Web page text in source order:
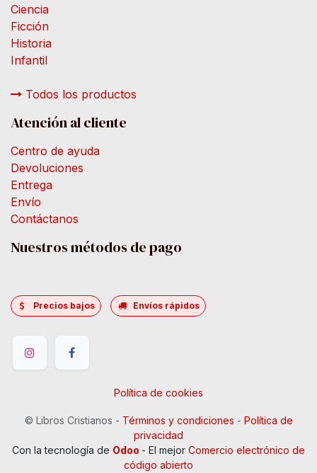
Ciencia
Ficción
Historia
Infantil
Todos los productos
Atención al cliente
Centro de ayuda
Devoluciones
Entrega
Envío
Contáctanos
Nuestros métodos de pago
Precios bajos Envíos rápidos
Política de cookies
© Libros Cristianos - Términos y condiciones - Política de
privacidad
Con la tecnología de Odoo - El mejor Comercio electrónico de
código abierto